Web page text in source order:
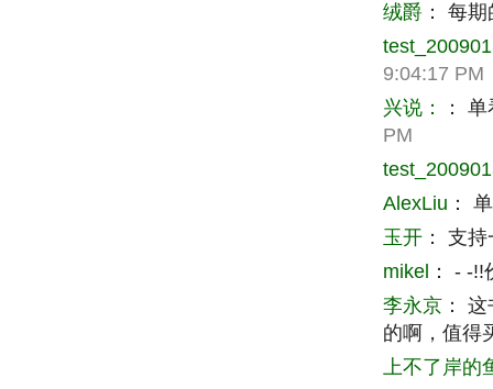
绒爵 ： 每期
9:04:17 PM
兴说：
： 单
PM
AlexLiu ：
玉开 ： 支
mikel ： - -!!
李永京 ： 这
的啊，值得
上不了岸的